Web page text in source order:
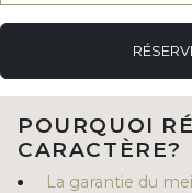
POURQUOI
CARACTÈRE?
La garantie du